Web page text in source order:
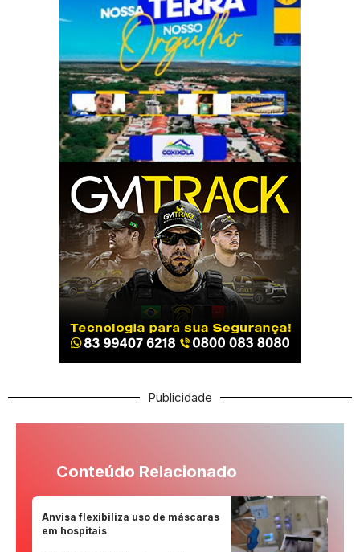
Publicidade
Conteúdo Relacionado
Anvisa flexibiliza uso de máscaras
em hospitais